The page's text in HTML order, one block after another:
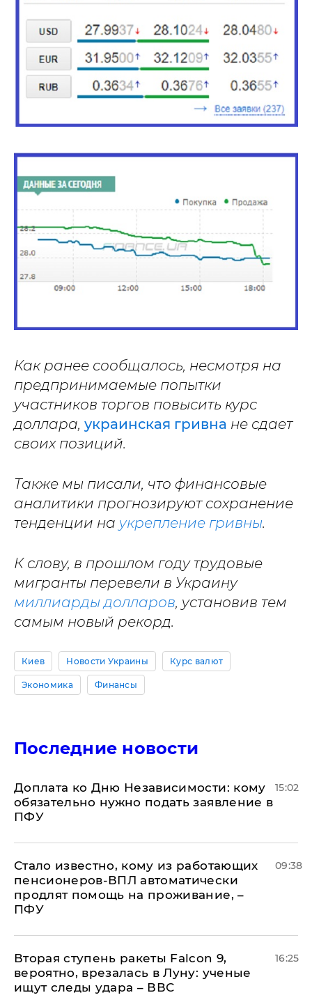
Как ранее сообщалось, несмотря на
предпринимаемые попытки
участников торгов повысить курс
доллара, украинская гривна не сдает
своих позиций.
Также мы писали, что финансовые
аналитики прогнозируют сохранение
тенденции на укрепление гривны.
К слову, в прошлом году трудовые
мигранты перевели в Украину
миллиарды долларов, установив тем
самым новый рекорд.
Киев Новости Украины Курс валют
Экономика Финансы
Последние новости
Доплата ко Дню Независимости: кому
обязательно нужно подать заявление в
ПФУ
15:02
Стало известно, кому из работающих
пенсионеров-ВПЛ автоматически
продлят помощь на проживание, –
ПФУ
09:38
Вторая ступень ракеты Falcon 9,
вероятно, врезалась в Луну: ученые
ищут следы удара – ВВС
16:25